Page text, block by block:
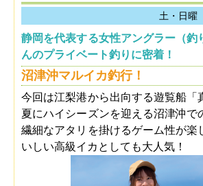
土・日
静岡を代表する女性アングラー（釣
んのプライベート釣りに密着！
沼津沖マルイカ釣行！
今回は江梨港から出向する遊覧船「
夏にハイシーズンを迎える沼津沖で
繊細なアタリを掛けるゲーム性が楽
いしい高級イカとしても大人気！